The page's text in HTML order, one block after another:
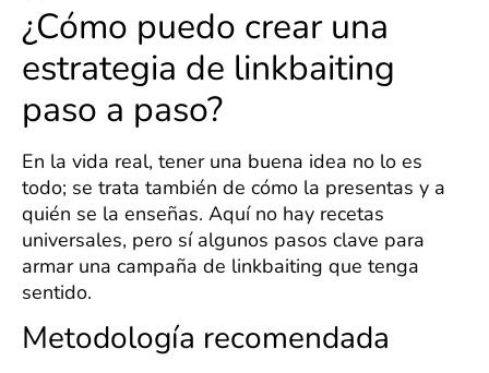
¿Cómo puedo crear una
estrategia de linkbaiting
paso a paso?
En la vida real, tener una buena idea no lo es
todo; se trata también de cómo la presentas y a
quién se la enseñas. Aquí no hay recetas
universales, pero sí algunos pasos clave para
armar una campaña de linkbaiting que tenga
sentido.
Metodología recomendada